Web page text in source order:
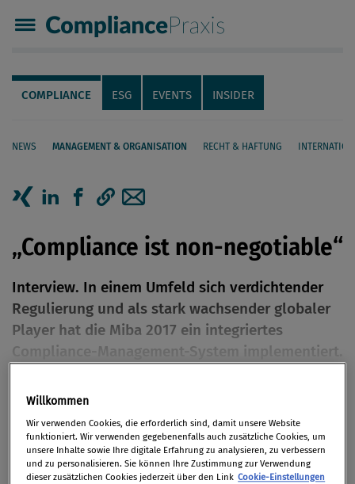
Compliance Praxis
Servicenavigation
Navigation
COMPLIANCE ESG EVENTS INSIDER
NEWS MANAGEMENT & ORGANISATION RECHT & HAFTUNG
Seiteninhalt
„Compliance ist non-negotiable“
Interview. In einem Umfeld sich verdichtender
Regulierung und als stark wachsender globaler
Player hat die Miba 2017 ein integriertes
Compliance-Management-System implementiert.
Markus Hofer, unter anderem über die
„Compliance Ambassadors“ in der Miba, die
„Check-the-box“-Mentalität großer Kunden und
die Eigenverantwortung der Mitarbeiter.
Premium
Willkommen
Wir verwenden Cookies, die erforderlich sind, damit unsere Website
funktioniert. Wir verwenden gegebenenfalls auch zusätzliche Cookies, um
unsere Inhalte sowie Ihre digitale Erfahrung zu analysieren, zu verbessern
und zu personalisieren. Sie können Ihre Zustimmung zur Verwendung
dieser zusätzlichen Cookies jederzeit über den Link Cookie-Einstellungen